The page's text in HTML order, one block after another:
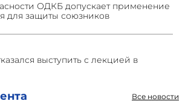
Все новости
ОДКБ допускает применение
для защиты союзников
выступить с лекцией в